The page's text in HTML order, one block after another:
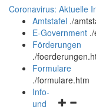
Coronavirus: Aktuelle
Amtstafel ./
E-Government ./
Förderungen
./
Formulare
./formulare.htm
Info-
und